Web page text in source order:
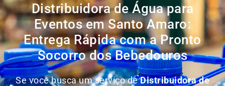
Distribuidora de Água para
Eventos em Santo Amaro:
Entrega Rápida com a Pronto
Socorro dos Bebedouros
Se você busca um serviço deDistribuidora de